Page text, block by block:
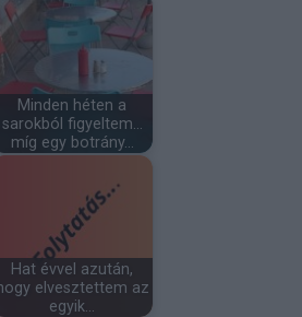
Minden héten a
sarokból figyeltem…
míg egy botrány…
Hat évvel azután,
elvesztettem az
egyik…